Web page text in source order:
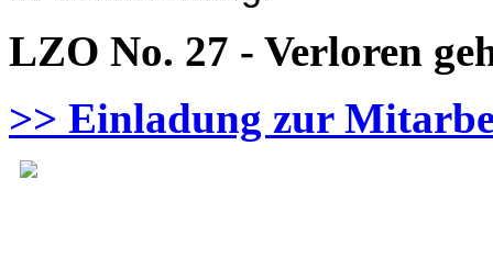
LZO No. 27 - Verloren
>> Einladung zur